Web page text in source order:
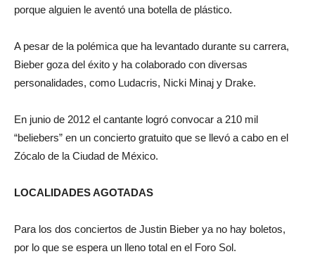
porque alguien le aventó una botella de plástico.
A pesar de la polémica que ha levantado durante su carrera,
Bieber goza del éxito y ha colaborado con diversas
personalidades, como Ludacris, Nicki Minaj y Drake.
En junio de 2012 el cantante logró convocar a 210 mil
“beliebers” en un concierto gratuito que se llevó a cabo en el
Zócalo de la Ciudad de México.
LOCALIDADES AGOTADAS
Para los dos conciertos de Justin Bieber ya no hay boletos,
por lo que se espera un lleno total en el Foro Sol.